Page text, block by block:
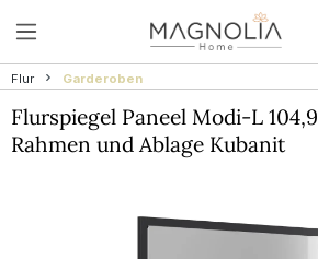
Zum Hauptinhalt springen
Flur Garderoben
Flurspiegel Paneel Modi-L
Rahmen und Ablage Kubanit